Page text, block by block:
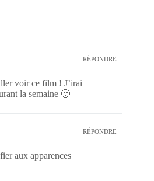
RÉPONDRE
voir ce film ! J’irai
la semaine 🙂
RÉPONDRE
aux apparences